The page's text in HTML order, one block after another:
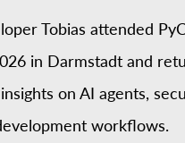
Tobias attended
in Darmstadt and
on AI agents,
workflows.